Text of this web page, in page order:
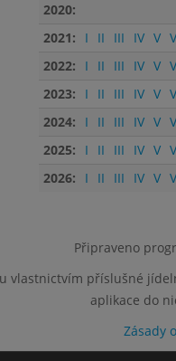
2020:
2021:
I II III IV V
2022:
I II III IV V
2023:
I II III IV V
2024:
I II III IV V
2025:
I II III IV V
2026:
I II III IV V
Připraveno
vlastnictvím příslušné
aplikace do
Zásady